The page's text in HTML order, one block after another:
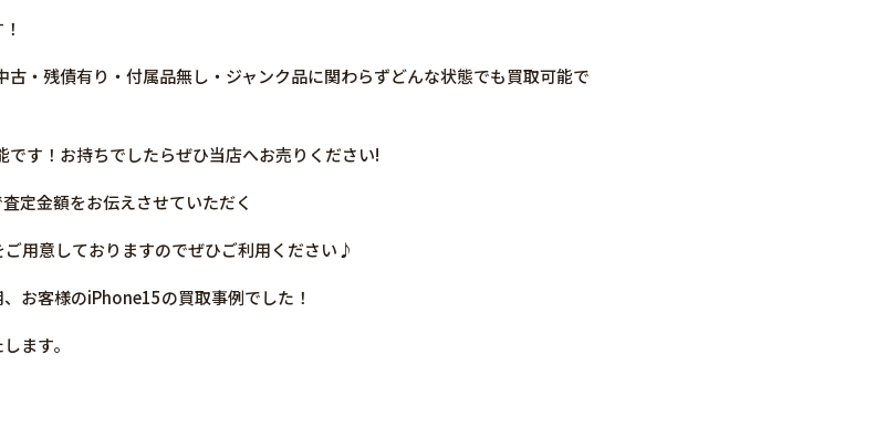
・残債有り・付属品無し・ジャンク品に関わらずどんな状態でも買取可能で
す！お持ちでしたらぜひ当店へお売りください!
定金額をお伝えさせていただく
用意しておりますのでぜひご利用ください♪
お客様のiPhone15の買取事例でした！
ます。